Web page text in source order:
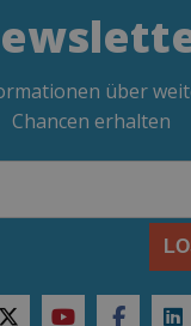
über
Chancen erhalten